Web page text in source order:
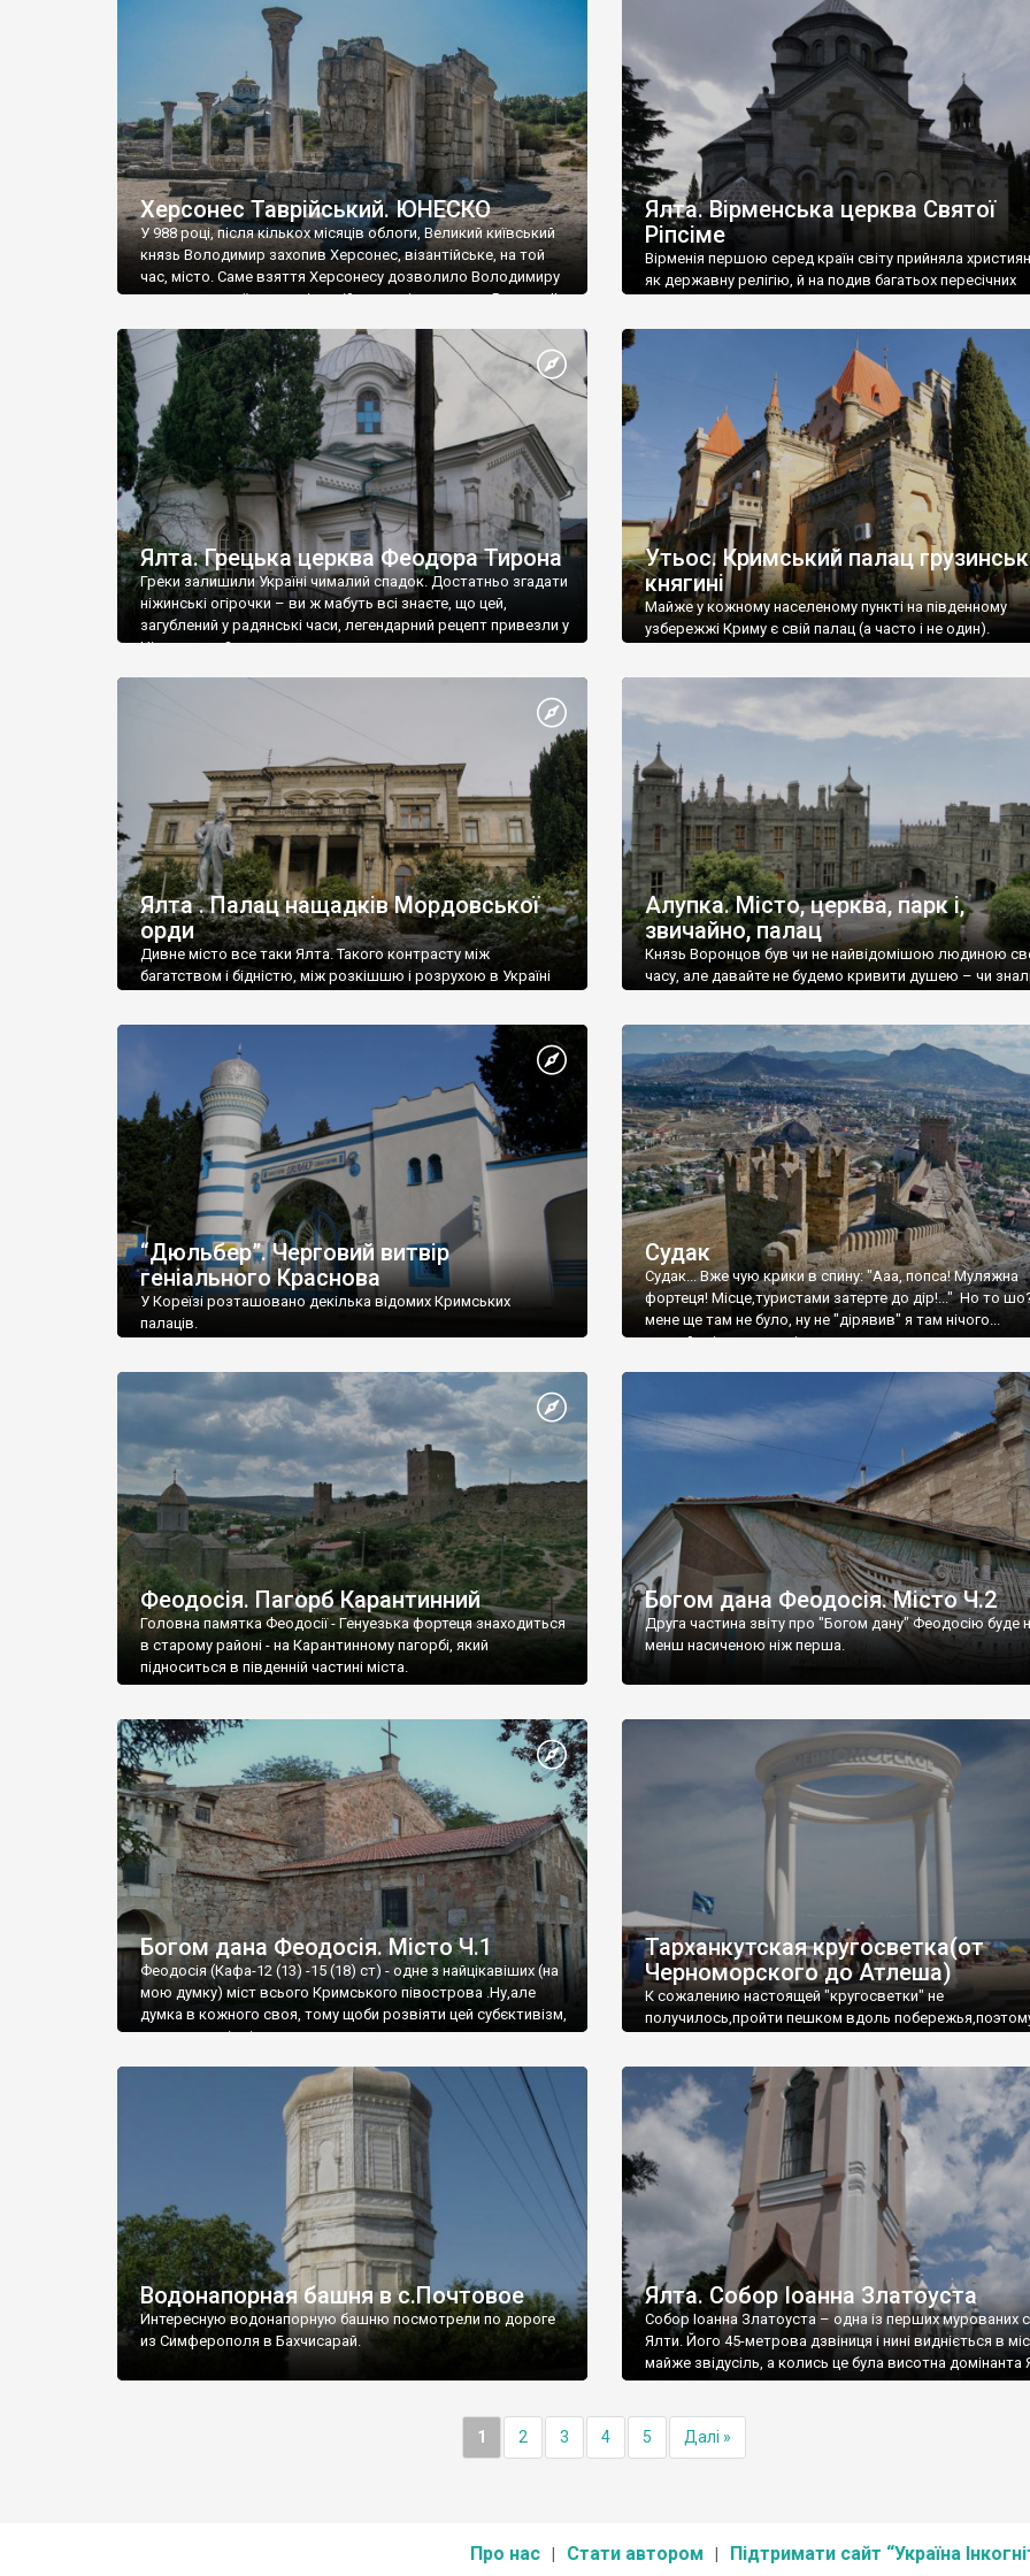
візантійської доби. Раритети викрадені з фондів об’єкту
культурної спадщини ЮНЕСКО «Херсонеса Таврійського».
Офіційно – на виставку «Золото Візантії», але експерти та
влада в Україні вважають це лише […]
називаються «повстяками» (postaki)…” “Вино. Крим
виробляє відмінне вино і його вдосталь: воно все
легке біле і дуже […]
Херсонес Таврійський. ЮНЕСКО
У 988 році, після кількох місяців облоги, Великий київський
князь Володимир захопив Херсонес, візантійське, на той
час, місто. Саме взяття Херсонесу дозволило Володимиру
диктувати свої умови візантійському імператору Василю ІІ,
Херсонесі Володимир-язичник, став Василем-
християнином. А потім було Хрещення Русі. На честь
Херсонесу Таврійського названо місто […]
Ялта. Вірменська церква Святої
Ріпсіме
Вірменія першою серед країн світу прийняла
як державну релігію, й на подив багатьох пересічних
Ялта. Грецька церква Феодора Тирона
Греки залишили Україні чималий спадок. Достатньо згадати
ніжинські огірочки – ви ж мабуть всі знаєте, що цей,
загублений у радянські часи, легендарний рецепт привезли у
Ніжин греки?
Утьос. Кримський палац
княгині
Майже у кожному населеному пункті на південному
узбережжі Криму є свій палац (а часто і не один).
Ялта . Палац нащадків Мордовської
орди
Дивне місто все таки Ялта. Такого контрасту між
багатством і бідністю, між розкішшю і розрухою в Україні
Алупка. Місто, церква, парк і,
звичайно, палац
Князь Воронцов був чи не найвідомішою людиною
часу, але давайте не будемо кривити душею – чи
“Дюльбер”. Черговий витвір
геніального Краснова
У Кореїзі розташовано декілька відомих Кримських
палаців.
Судак
Судак... Вже чую крики в спину: "Ааа, попса! Муляжна
фортеця! Місце,туристами затерте до дір!..." Но то
мене ще там не було, ну не "дірявив" я там нічого...
принаймні до цього літа.
Феодосія. Пагорб Карантинний
Головна памятка Феодосії - Генуезька фортеця знаходиться
в старому районі - на Карантинному пагорбі, який
підноситься в південній частині міста.
Богом дана Феодосія. Місто Ч.2
Друга частина звіту про "Богом дану" Феодосію буде
менш насиченою ніж перша.
Богом дана Феодосія. Місто Ч.1
Феодосія (Кафа-12 (13) -15 (18) ст) - одне з найцікавіших (на
мою думку) міст всього Кримського півострова .Ну,але
думка в кожного своя, тому щоби розвіяти цей субєктивізм,
запрошую відвідати це
Тарханкутская кругосветка(от
Черноморского до Атлеша)
К сожалению настоящей "кругосветки" не
получилось,пройти пешком вдоль
Водонапорная башня в с.Почтовое
Интересную водонапорную башню посмотрели по дороге
из Симферополя в Бахчисарай.
Ялта. Собор Іоанна Златоуста
Собор Іоанна Златоуста – одна із перших мурованих
Ялти. Його 45-метрова дзвіниця і нині видніється в
майже звідусіль, а колись це була висотна домінанта
1 2 3 4 5 Далі »
Про нас Стати автором Підтримати сайт “Україна